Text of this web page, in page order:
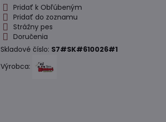
Pridať k Obľúbeným
Pridať do zoznamu
Strážny pes
Doručenia
Skladové číslo: S7#SK#610026#1
Výrobca: